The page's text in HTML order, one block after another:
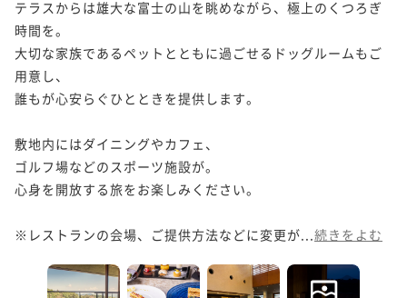
テラスからは雄大な富士の山を眺めながら、極上のくつろぎ
時間を。
大切な家族であるペットとともに過ごせるドッグルームもご
用意し、
誰もが心安らぐひとときを提供します。
敷地内にはダイニングやカフェ、
ゴルフ場などのスポーツ施設が。
心身を開放する旅をお楽しみください。
※レストランの会場、ご提供方法などに変更が... 続きをよむ